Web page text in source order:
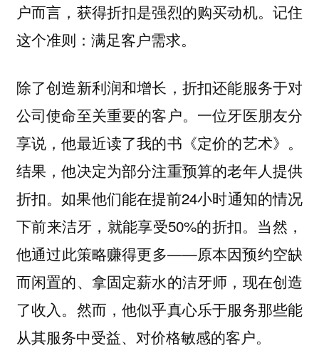
户而言，获得折扣是强烈的购买动机。记住
这个准则：满足客户需求。
除了创造新利润和增长，折扣还能服务于对
公司使命至关重要的客户。 一位牙医朋友分
享说，他最近读了我的书《定价的艺术》。
结果，他决定为部分注重预算的老年人提供
折扣。如果他们能在提前24小时通知的情况
下前来洁牙，就能享受50%的折扣。当然，
他通过此策略赚得更多——原本因预约空缺
而闲置的、拿固定薪水的洁牙师，现在创造
了收入。然而，他似乎真心乐于服务那些能
从其服务中受益、对价格敏感的客户。